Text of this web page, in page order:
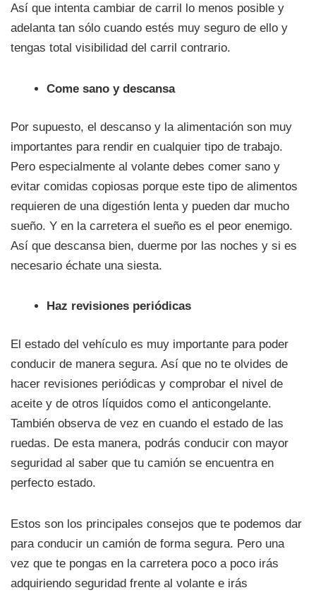
Así que intenta cambiar de carril lo menos posible y
adelanta tan sólo cuando estés muy seguro de ello y
tengas total visibilidad del carril contrario.
Come sano y descansa
Por supuesto, el descanso y la alimentación son muy
importantes para rendir en cualquier tipo de trabajo.
Pero especialmente al volante debes comer sano y
evitar comidas copiosas porque este tipo de alimentos
requieren de una digestión lenta y pueden dar mucho
sueño. Y en la carretera el sueño es el peor enemigo.
Así que descansa bien, duerme por las noches y si es
necesario échate una siesta.
Haz revisiones periódicas
El estado del vehículo es muy importante para poder
conducir de manera segura. Así que no te olvides de
hacer revisiones periódicas y comprobar el nivel de
aceite y de otros líquidos como el anticongelante.
También observa de vez en cuando el estado de las
ruedas. De esta manera, podrás conducir con mayor
seguridad al saber que tu camión se encuentra en
perfecto estado.
Estos son los principales consejos que te podemos dar
para conducir un camión de forma segura. Pero una
vez que te pongas en la carretera poco a poco irás
adquiriendo seguridad frente al volante e irás